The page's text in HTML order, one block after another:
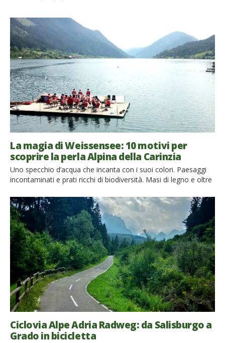
La magia di Weissensee: 10 motivi per
scoprire la perla Alpina della Carinzia
Uno specchio d’acqua che incanta con i suoi colori. Paesaggi
incontaminati e prati ricchi di biodiversità. Masi di legno e oltre
sull’acqua e pranzi in fattoria, concerti sul lago e tante
occasioni per scoprire le antiche tradizioni della Carinzia. Ecco
10 motivi per non perdere la Perla […]
Ciclovia Alpe Adria Radweg: da Salisburgo a
Grado in bicicletta